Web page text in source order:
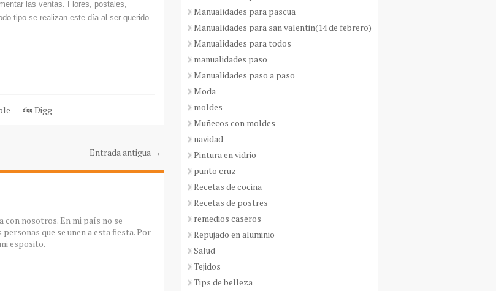
las ventas. Flores, postales,
tipo se realizan este día al ser querido
Digg
Entrada antigua →
nosotros. En mi país no se
que se unen a esta fiesta. Por
esposito.
Manualidades para pascua
Manualidades para san valentin(14 de febrero)
Manualidades para todos
manualidades paso
Manualidades paso a paso
Moda
moldes
Muñecos con moldes
navidad
Pintura en vidrio
punto cruz
Recetas de cocina
Recetas de postres
remedios caseros
Repujado en aluminio
Salud
Tejidos
Tips de belleza